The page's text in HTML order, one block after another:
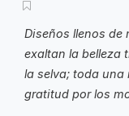
Diseños llenos de
exaltan la belleza
la selva; toda una
gratitud por los